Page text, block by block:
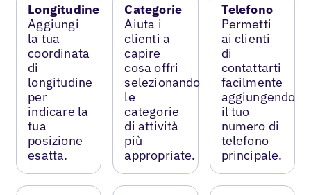
Longitudine
Aggiungi
la tua
coordinata
di
longitudine
per
indicare la
tua
posizione
esatta.
Categorie
Aiuta i
clienti a
capire
cosa offri
selezionando
le
categorie
di attività
più
appropriate.
Telefono
Permetti
ai clienti
di
contattarti
facilmente
aggiungendo
il tuo
numero di
telefono
principale.